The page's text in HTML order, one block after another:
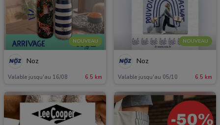
NOUVEAU
Noz
Valable jusqu'au 16/08 6.5 km
NOUVEAU
Noz
Valable jusqu'au 05/10 6.5 km